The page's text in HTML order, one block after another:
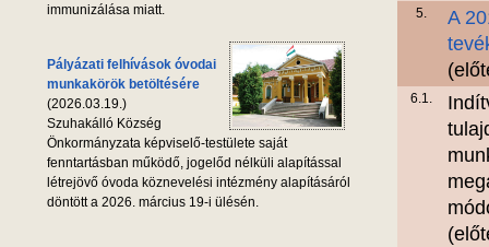
immunizálása miatt.
Pályázati felhívások óvodai
munkakörök betöltésére
(2026.03.19.)
Szuhakálló Község
Önkormányzata képviselő-testülete saját
fenntartásban működő, jogelőd nélküli alapítással
létrejövő óvoda köznevelési intézmény alapításáról
döntött a 2026. március 19-i ülésén.
5.
A
6.1.